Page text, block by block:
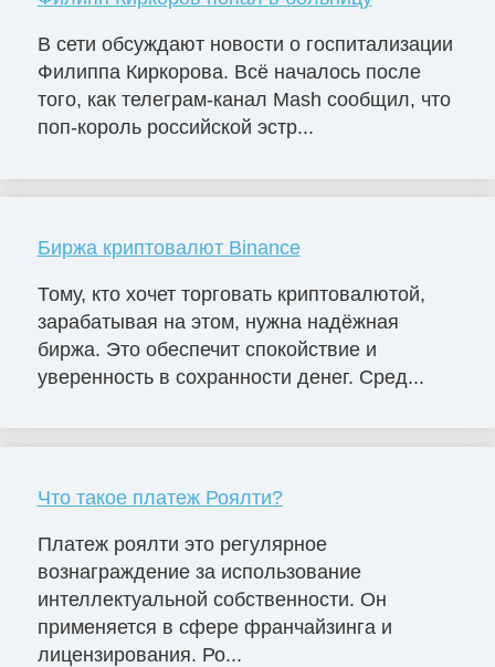
В сети обсуждают новости о госпитализации
Филиппа Киркорова. Всё началось после
того, как телеграм-канал Mash сообщил, что
поп-король российской эстр...
Биржа криптовалют Binance
Тому, кто хочет торговать криптовалютой,
зарабатывая на этом, нужна надёжная
биржа. Это обеспечит спокойствие и
уверенность в сохранности денег. Сред...
Что такое платеж Роялти?
Платеж роялти это регулярное
вознаграждение за использование
интеллектуальной собственности. Он
применяется в сфере франчайзинга и
лицензирования. Ро...